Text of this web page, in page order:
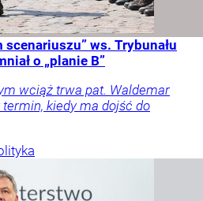
ws. Trybunału
o „planie B”
wciąż trwa pat. Waldemar
kiedy ma dojść do